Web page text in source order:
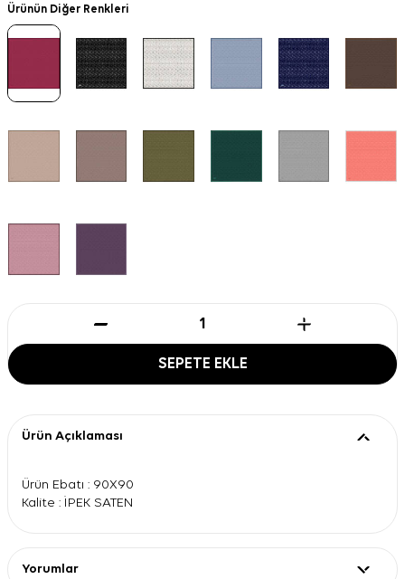
Ürünün Diğer Renkleri
SEPETE EKLE
Ürün Açıklaması
Ürün Ebatı : 90X90
Kalite : İPEK SATEN
Yorumlar